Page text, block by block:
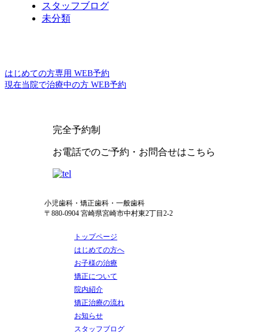
スタッフブログ
未分類
はじめての方専用 WEB予約
現在当院で治療中の方 WEB予約
完全予約制
お電話でのご予約・お問合せはこちら
小児歯科・矯正歯科・一般歯科
〒880-0904 宮崎県宮崎市中村東2丁目2-2
トップページ
はじめての方へ
お子様の治療
矯正について
院内紹介
矯正治療の流れ
お知らせ
スタッフブログ